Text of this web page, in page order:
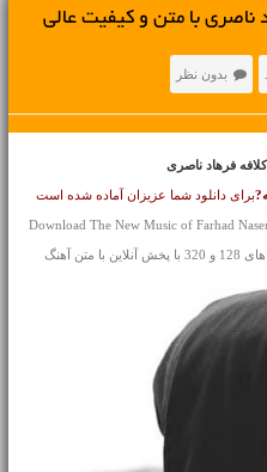
ناصری با متن و کیفیت عالی
بدون نظر
کلافه فرهاد ناصری
برای دانلود شما عزیزان آماده شده است
Download The New Music of Farhad
آهنگ